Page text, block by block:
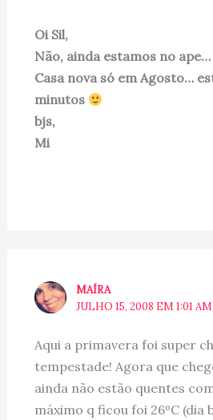
Oi Sil,
Não, ainda estamos no ape…
Casa nova só em Agosto…
minutos
bjs,
Mi
MAÍRA
JULHO 15, 2008 EM 1:01 AM
Aqui a primavera foi super
tempestade! Agora que
ainda não estão quentes
máximo q ficou foi 26ºC (dia